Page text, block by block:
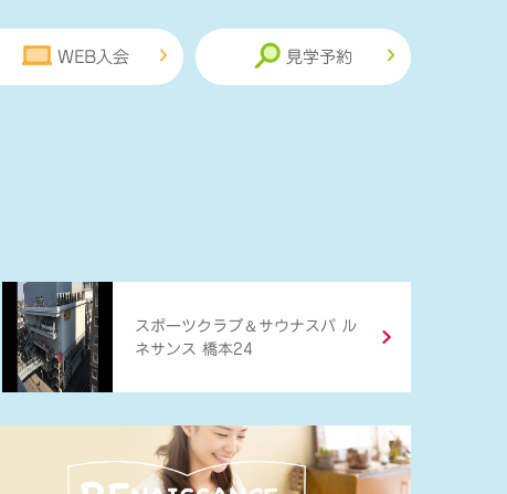
WEB入会 見学予約
スポーツクラブ ＆ サウナスパ ル
ネサンス 橋本24